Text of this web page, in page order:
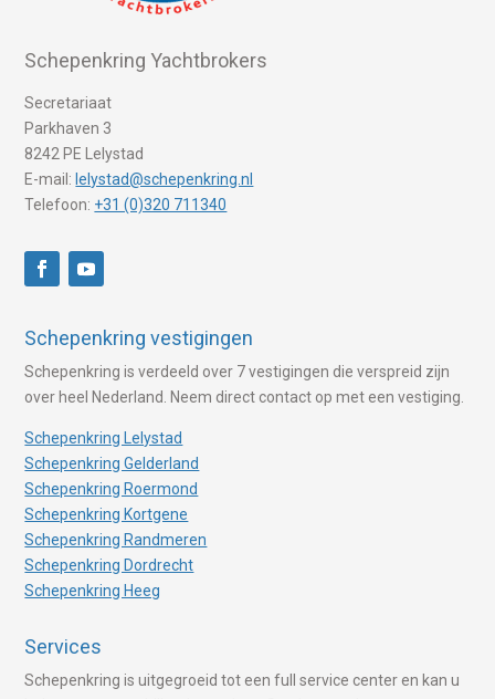
Schepenkring Yachtbrokers
Secretariaat
Parkhaven 3
8242 PE Lelystad
E-mail: lelystad@schepenkring.nl
Telefoon: +31 (0)320 711340
Schepenkring vestigingen
Schepenkring is verdeeld over 7 vestigingen die verspreid zijn
over heel Nederland. Neem direct contact op met een vestiging.
Schepenkring Lelystad
Schepenkring Gelderland
Schepenkring Roermond
Schepenkring Kortgene
Schepenkring Randmeren
Schepenkring Dordrecht
Schepenkring Heeg
Services
Schepenkring is uitgegroeid tot een full service center en kan u